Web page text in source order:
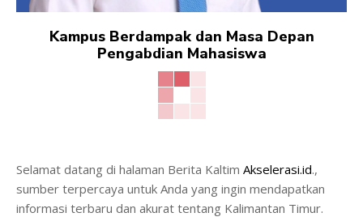
Kampus Berdampak dan Masa Depan
Pengabdian Mahasiswa
Selamat datang di halaman Berita Kaltim Akselerasi.id.,
sumber terpercaya untuk Anda yang ingin mendapatkan
informasi terbaru dan akurat tentang Kalimantan Timur.